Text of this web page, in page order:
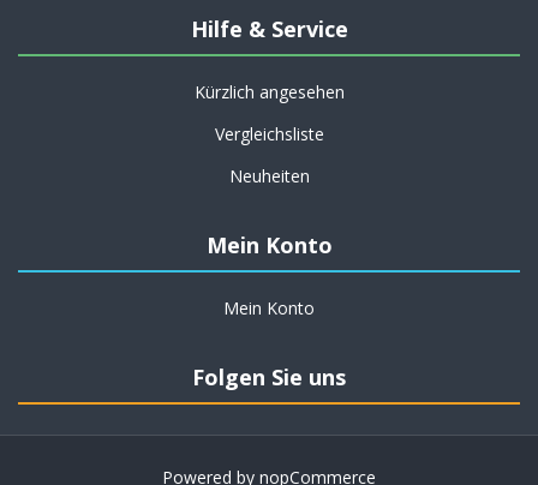
Hilfe & Service
Kürzlich angesehen
Vergleichsliste
Neuheiten
Mein Konto
Mein Konto
Folgen Sie uns
Powered by nopCommerce